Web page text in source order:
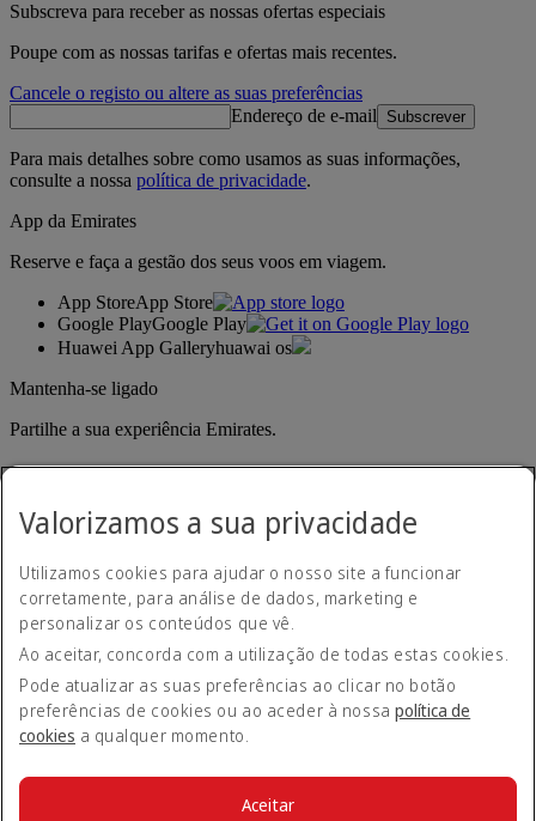
Subscreva para receber as nossas ofertas especiais
Poupe com as nossas tarifas e ofertas mais recentes.
Cancele o registo ou altere as suas preferências
Endereço de e-mail
Subscrever
Para mais detalhes sobre como usamos as suas informações,
consulte a nossa política de privacidade.
App da Emirates
Reserve e faça a gestão dos seus voos em viagem.
App StoreApp Store
Google PlayGoogle Play
Huawei App Galleryhuawai os
Mantenha-se ligado
Partilhe a sua experiência Emirates.
Declaração de acessibilidade
Contacte-nos
Política de privacidade
Termos e condições
Política de cookies
Cibersegurança
Valorizamos a sua privacidade
Utilizamos cookies para ajudar o nosso site a funcionar
corretamente, para análise de dados, marketing e
personalizar os conteúdos que vê.
Ao aceitar, concorda com a utilização de todas estas cookies.
Pode atualizar as suas preferências ao clicar no botão
preferências de cookies ou ao aceder à nossapolítica de
cookies a qualquer momento.
Aceitar